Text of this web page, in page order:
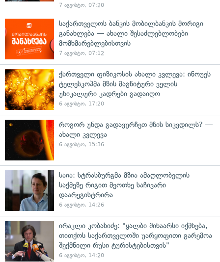
7 აგვისტო, 07:20
საქართველოს ბანკის მობილბანკის მორიგი
განახლება — ახალი შესაძლებლობები
მომხმარებლებისთვის
7 აგვისტო, 07:12
ქართველი ფიზიკოსის ახალი კვლევა: ინოუეს
ტელესკოპმა მზის მაგნიტური ველის
უნიკალური კადრები გადაიღო
6 აგვისტო, 17:20
როგორ უნდა გადავურჩეთ მზის სიკვდილს? —
ახალი კვლევა
6 აგვისტო, 15:36
საია: სტრასბურგმა მზია ამაღლობელის
საქმეზე რიგით მეოთხე საჩივარი
დაარეგისტრირა
6 აგვისტო, 14:26
ირაკლი კობახიძე: "ყალბი შინაარსი იქმნება,
თითქოს საქართველოში უარყოფითი გარემოა
შექმნილი რუსი ტურისტებისთვის"
6 აგვისტო, 14:20